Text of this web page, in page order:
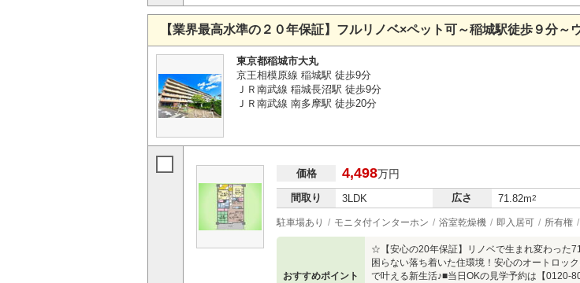
【業界最高水準の２０年保証】フルリノベ×ペット可～稲城駅徒歩９分～
東京都稲城市大丸
京王相模原線 稲城駅 徒歩9分
ＪＲ南武線 稲城長沼駅 徒歩9分
ＪＲ南武線 南多摩駅 徒歩20分
価格 4,498万円
間取り 3LDK 広さ 71.82m2
駐車場あり モニタ付インターホン 浴室乾燥機 即入居可 所有権
おすすめポイント
☆【安心の20年保証】リノベで生まれ変わった
困らない落ち着いた住環境！安心のオートロッ
で叶える新生活♪■当日OKの見学予約は【